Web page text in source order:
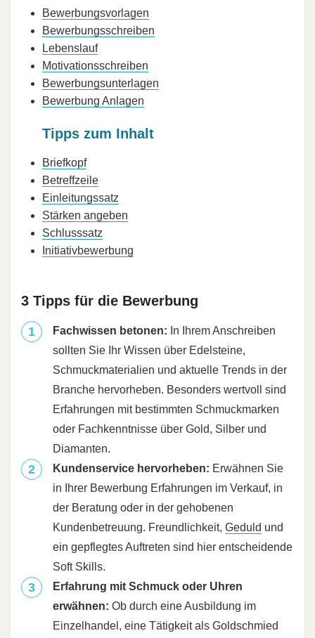
Bewerbungsvorlagen
Bewerbungsschreiben
Lebenslauf
Motivationsschreiben
Bewerbungsunterlagen
Bewerbung Anlagen
Tipps zum Inhalt
Briefkopf
Betreffzeile
Einleitungssatz
Stärken angeben
Schlusssatz
Initiativbewerbung
3 Tipps für die Bewerbung
Fachwissen betonen: In Ihrem Anschreiben
sollten Sie Ihr Wissen über Edelsteine,
Schmuckmaterialien und aktuelle Trends in der
Branche hervorheben. Besonders wertvoll sind
Erfahrungen mit bestimmten Schmuckmarken
oder Fachkenntnisse über Gold, Silber und
Diamanten.
Kundenservice hervorheben: Erwähnen Sie
in Ihrer Bewerbung Erfahrungen im Verkauf, in
der Beratung oder in der gehobenen
Kundenbetreuung. Freundlichkeit, Geduld und
ein gepflegtes Auftreten sind hier entscheidende
Soft Skills.
Erfahrung mit Schmuck oder Uhren
erwähnen: Ob durch eine Ausbildung im
Einzelhandel, eine Tätigkeit als Goldschmied